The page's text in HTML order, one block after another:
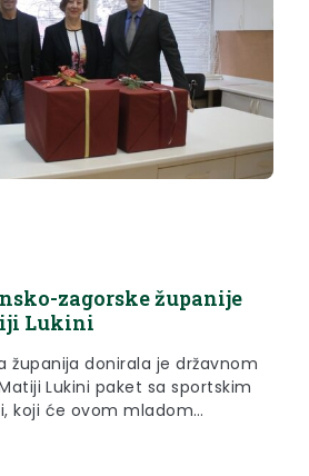
zagorske županije
Lukini
županija donirala je državnom
Lukini paket sa sportskim
koji će ovom mladom